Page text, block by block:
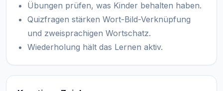
Übungen prüfen, was Kinder behalten haben.
Quizfragen stärken Wort-Bild-Verknüpfung
und zweisprachigen Wortschatz.
Wiederholung hält das Lernen aktiv.